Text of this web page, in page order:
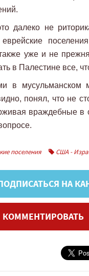
далеко не
уже и не
в Палестине все,
в мусульманском
понял, что не
враждебные в
поселения США -
НА
КОММЕНТИРОВАТЬ